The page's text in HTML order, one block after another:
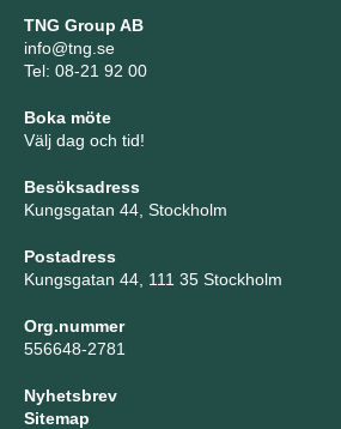
TNG Group AB
info@tng.se
Tel: 08-21 92 00
Boka möte
Välj dag och tid!
Besöksadress
Kungsgatan 44, Stockholm
Postadress
Kungsgatan 44, 111 35 Stockholm
Org.nummer
556648-2781
Nyhetsbrev
Sitemap